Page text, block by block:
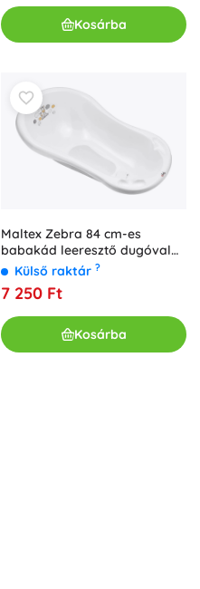
Kosárba
Maltex Zebra 84 cm-es
babakád leeresztő dugóval
és csúszásgátló betéttel,
Külső raktár ?
7 250 Ft
Kosárba